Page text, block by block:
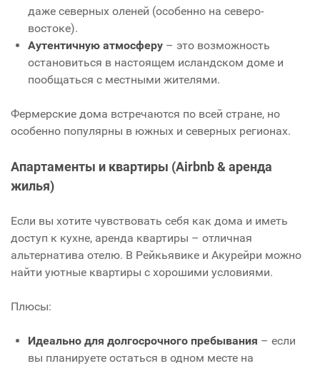
даже северных оленей (особенно на северо-
востоке).
Аутентичную атмосферу – это возможность
остановиться в настоящем исландском доме и
пообщаться с местными жителями.
Фермерские дома встречаются по всей стране, но
особенно популярны в южных и северных регионах.
Апартаменты и квартиры (Airbnb & аренда
жилья)
Если вы хотите чувствовать себя как дома и иметь
доступ к кухне, аренда квартиры – отличная
альтернатива отелю. В Рейкьявике и Акурейри можно
найти уютные квартиры с хорошими условиями.
Плюсы:
Идеально для долгосрочного пребывания – если
вы планируете остаться в одном месте на